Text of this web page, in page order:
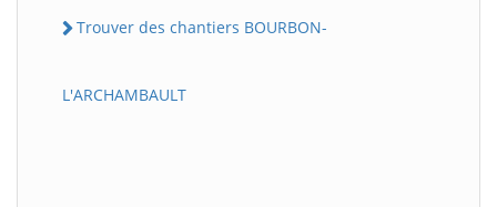
Trouver des chantiers BOURBON-
L'ARCHAMBAULT